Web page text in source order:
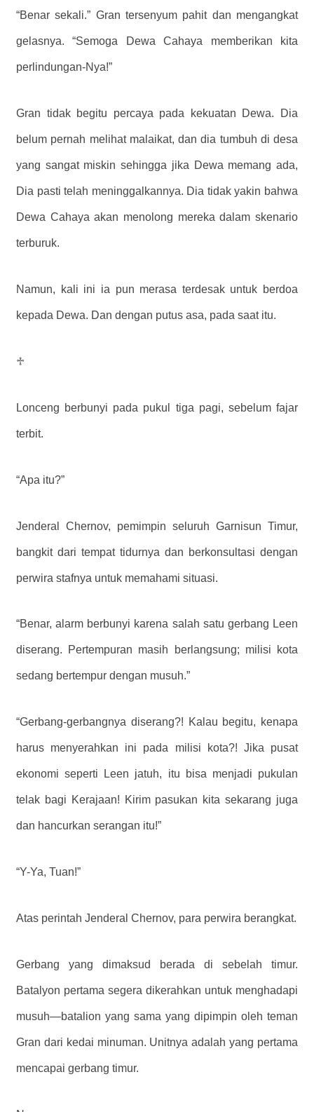
“Benar sekali.” Gran tersenyum pahit dan mengangkat
gelasnya. “Semoga Dewa Cahaya memberikan kita
perlindungan-Nya!”
Gran tidak begitu percaya pada kekuatan Dewa. Dia
belum pernah melihat malaikat, dan dia tumbuh di desa
yang sangat miskin sehingga jika Dewa memang ada,
Dia pasti telah meninggalkannya. Dia tidak yakin bahwa
Dewa Cahaya akan menolong mereka dalam skenario
terburuk.
Namun, kali ini ia pun merasa terdesak untuk berdoa
kepada Dewa. Dan dengan putus asa, pada saat itu.
♱
Lonceng berbunyi pada pukul tiga pagi, sebelum fajar
terbit.
“Apa itu?”
Jenderal Chernov, pemimpin seluruh Garnisun Timur,
bangkit dari tempat tidurnya dan berkonsultasi dengan
perwira stafnya untuk memahami situasi.
“Benar, alarm berbunyi karena salah satu gerbang Leen
diserang. Pertempuran masih berlangsung; milisi kota
sedang bertempur dengan musuh.”
“Gerbang-gerbangnya diserang?! Kalau begitu, kenapa
harus menyerahkan ini pada milisi kota?! Jika pusat
ekonomi seperti Leen jatuh, itu bisa menjadi pukulan
telak bagi Kerajaan! Kirim pasukan kita sekarang juga
dan hancurkan serangan itu!”
“Y-Ya, Tuan!”
Atas perintah Jenderal Chernov, para perwira berangkat.
Gerbang yang dimaksud berada di sebelah timur.
Batalyon pertama segera dikerahkan untuk menghadapi
musuh—batalion yang sama yang dipimpin oleh teman
Gran dari kedai minuman. Unitnya adalah yang pertama
mencapai gerbang timur.